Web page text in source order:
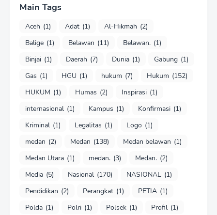
Main Tags
Aceh (1) Adat (1) Al-Hikmah (2)
Balige (1) Belawan (11) Belawan. (1)
Binjai (1) Daerah (7) Dunia (1) Gabung (1)
Gas (1) HGU (1) hukum (7) Hukum (152)
HUKUM (1) Humas (2) Inspirasi (1)
internasional (1) Kampus (1) Konfirmasi (1)
Kriminal (1) Legalitas (1) Logo (1)
medan (2) Medan (138) Medan belawan (1)
Medan Utara (1) medan. (3) Medan. (2)
Media (5) Nasional (170) NASIONAL (1)
Pendidikan (2) Perangkat (1) PETIA (1)
Polda (1) Polri (1) Polsek (1) Profil (1)